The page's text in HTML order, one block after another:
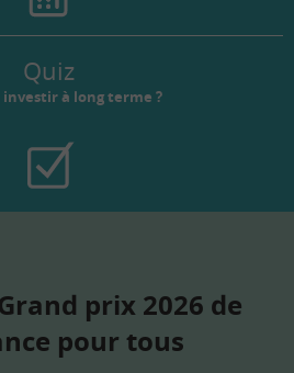
Quiz
à long terme ?
prix 2026 de
pour tous